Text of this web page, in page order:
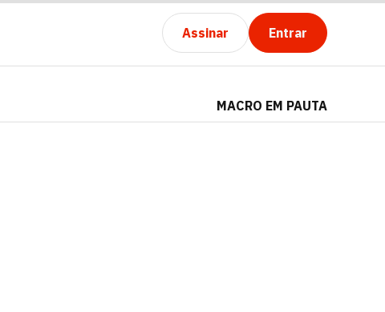
Assinar Entrar
MACRO EM PAUTA